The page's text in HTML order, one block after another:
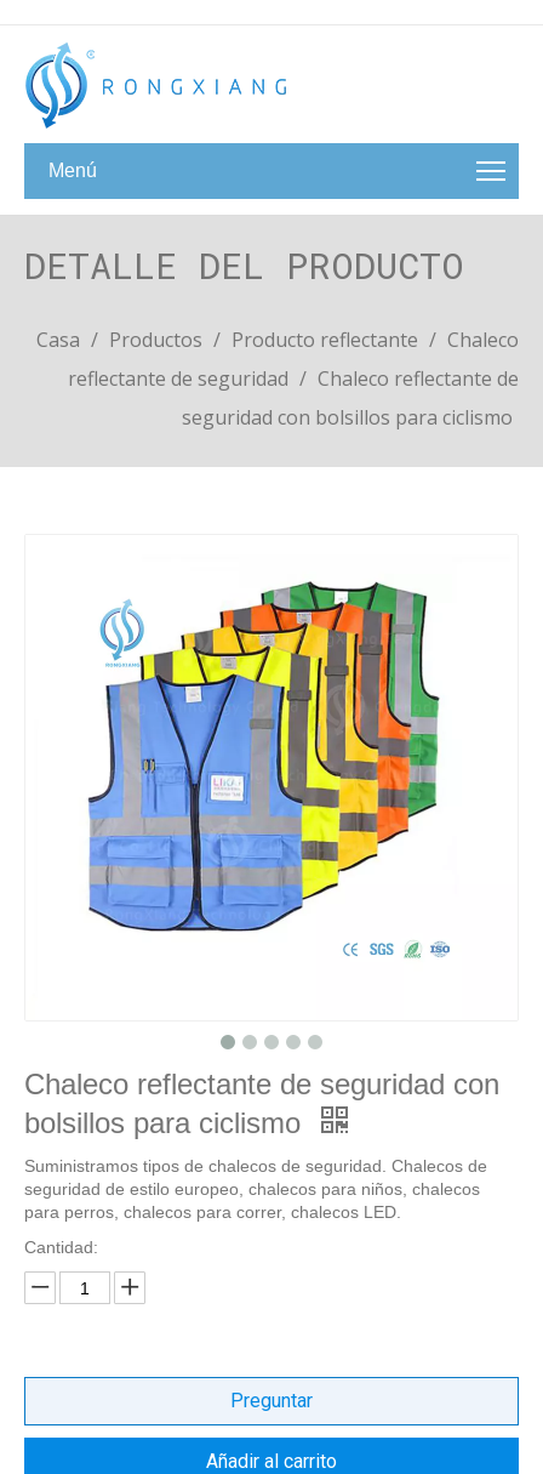
Menú
DETALLE DEL PRODUCTO
Casa / Productos / Producto reflectante / Chaleco
reflectante de seguridad / Chaleco reflectante de
seguridad con bolsillos para ciclismo
Chaleco reflectante de seguridad con
bolsillos para ciclismo
Suministramos tipos de chalecos de seguridad. Chalecos de
seguridad de estilo europeo, chalecos para niños, chalecos
para perros, chalecos para correr, chalecos LED.
Cantidad:
Preguntar
Añadir al carrito